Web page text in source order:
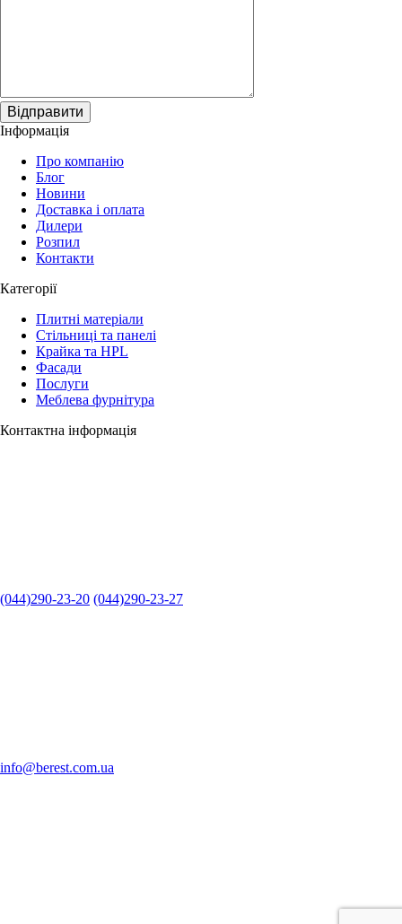
Відправити
Інформація
Про компанію
Блог
Новини
Доставка і оплата
Дилери
Розпил
Контакти
Категорії
Плитні матеріали
Стільниці та панелі
Крайка та HPL
Фасади
Послуги
Меблева фурнітура
Контактна інформація
(044)290-23-20 (044)290-23-27
info@berest.com.ua